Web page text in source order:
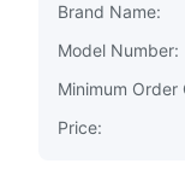
Brand Name:
Model Number:
Minimum Order
Price: